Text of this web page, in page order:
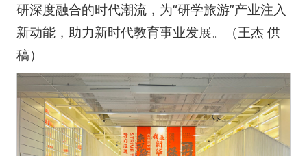
研深度融合的时代潮流，为“研学旅游”产业注入
新动能，助力新时代教育事业发展。（王杰 供
稿）